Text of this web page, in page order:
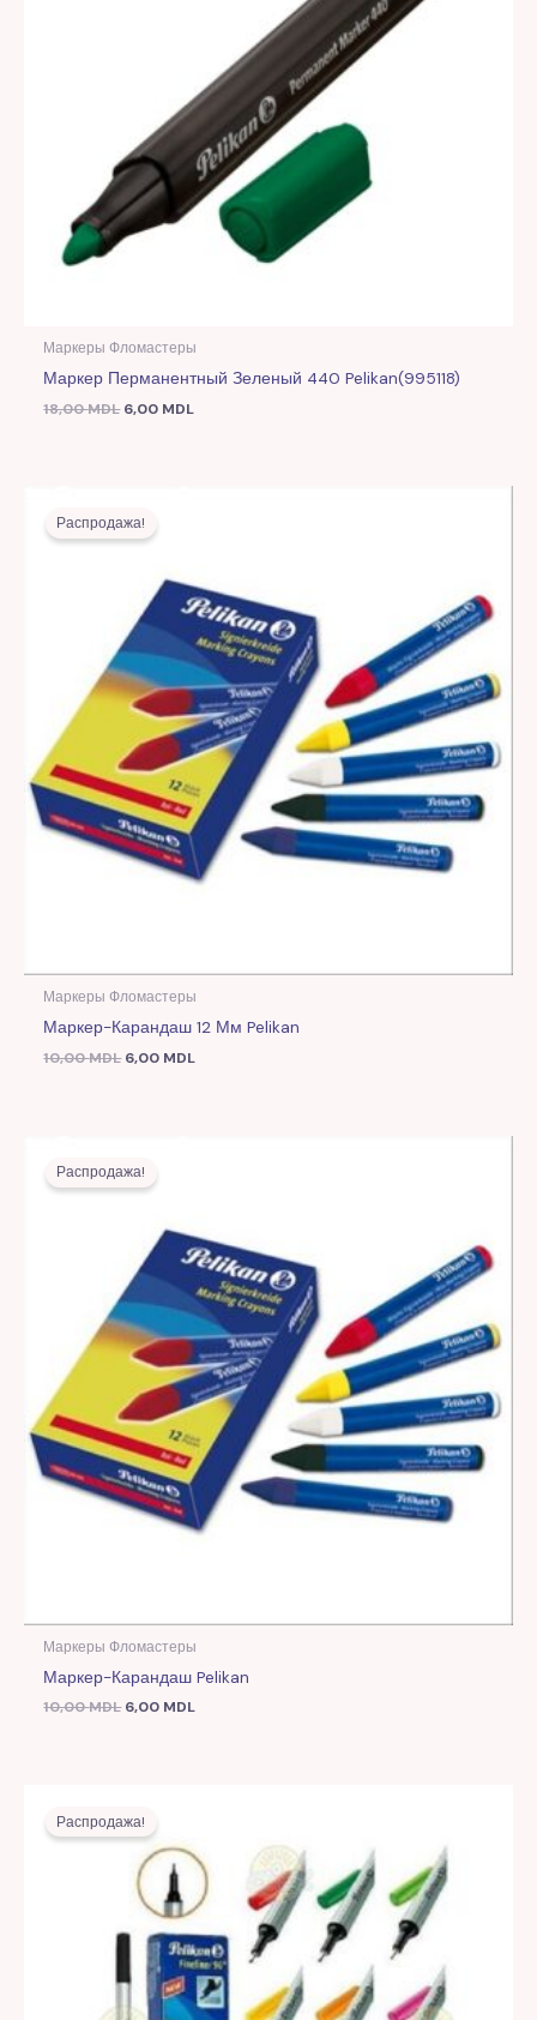
Маркеры Фломастеры
Маркер Перманентный Зеленый 440 Pelikan(995118)
18,00MDL 6,00 MDL
Распродажа!
Маркеры Фломастеры
Маркер-Карандаш 12 Мм Pelikan
10,00MDL
цена
составляла
6,00 MDL
Распродажа!
Маркеры Фломастеры
Маркер-Карандаш Pelikan
10,00MDL
цена
составляла
6,00 MDL
Распродажа!
составляла
10,00 MDL.